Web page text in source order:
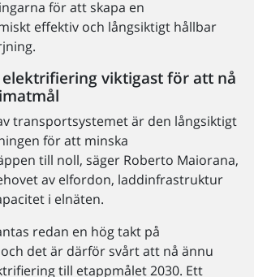
för att skapa en
effektiv och långsiktigt hållbar
viktigast för att nå
transportsystemet är den långsiktigt
för att minska
till noll, säger Roberto Maiorana,
av elfordon, laddinfrastruktur
i elnäten.
redan en hög takt på
det är därför svårt att nå ännu
till etappmålet 2030. Ett